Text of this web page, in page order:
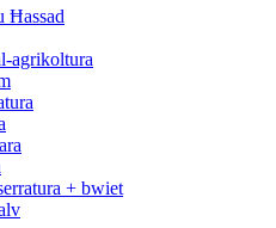
Ħassad
agrikoltura
+ bwiet